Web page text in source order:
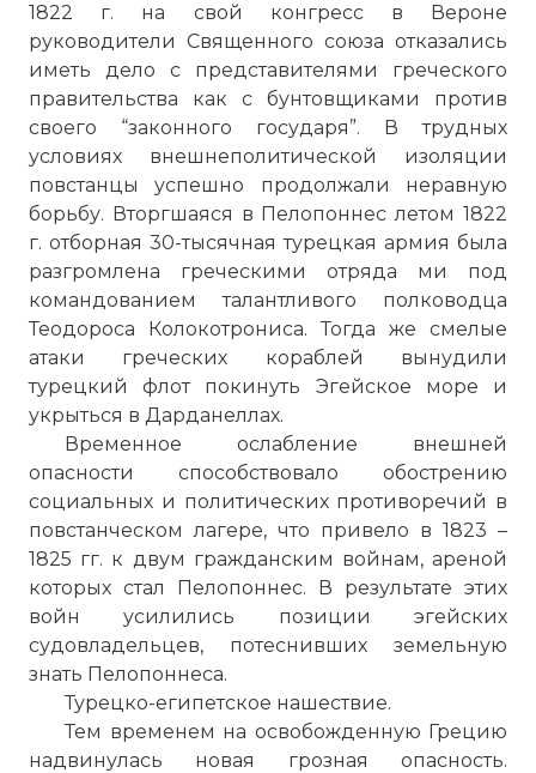
1822 г. на свой конгресс в Вероне
руководители Священного союза отказались
иметь дело с представителями греческого
правительства как с бунтовщиками против
своего “законного государя”. В трудных
условиях внешнеполитической изоляции
повстанцы успешно продолжали неравную
борьбу. Вторгшаяся в Пелопоннес летом 1822
г. отборная 30-тысячная турецкая армия была
разгромлена греческими отряда ми под
командованием талантливого полководца
Теодороса Колокотрониса. Тогда же смелые
атаки греческих кораблей вынудили
турецкий флот покинуть Эгейское море и
укрыться в Дарданеллах.
Временное ослабление внешней
опасности способствовало обострению
социальных и политических противоречий в
повстанческом лагере, что привело в 1823 –
1825 гг. к двум гражданским войнам, ареной
которых стал Пелопоннес. В результате этих
войн усилились позиции эгейских
судовладельцев, потеснивших земельную
знать Пелопоннеса.
Турецко-египетское нашествие.
Тем временем на освобожденную Грецию
надвинулась новая грозная опасность.